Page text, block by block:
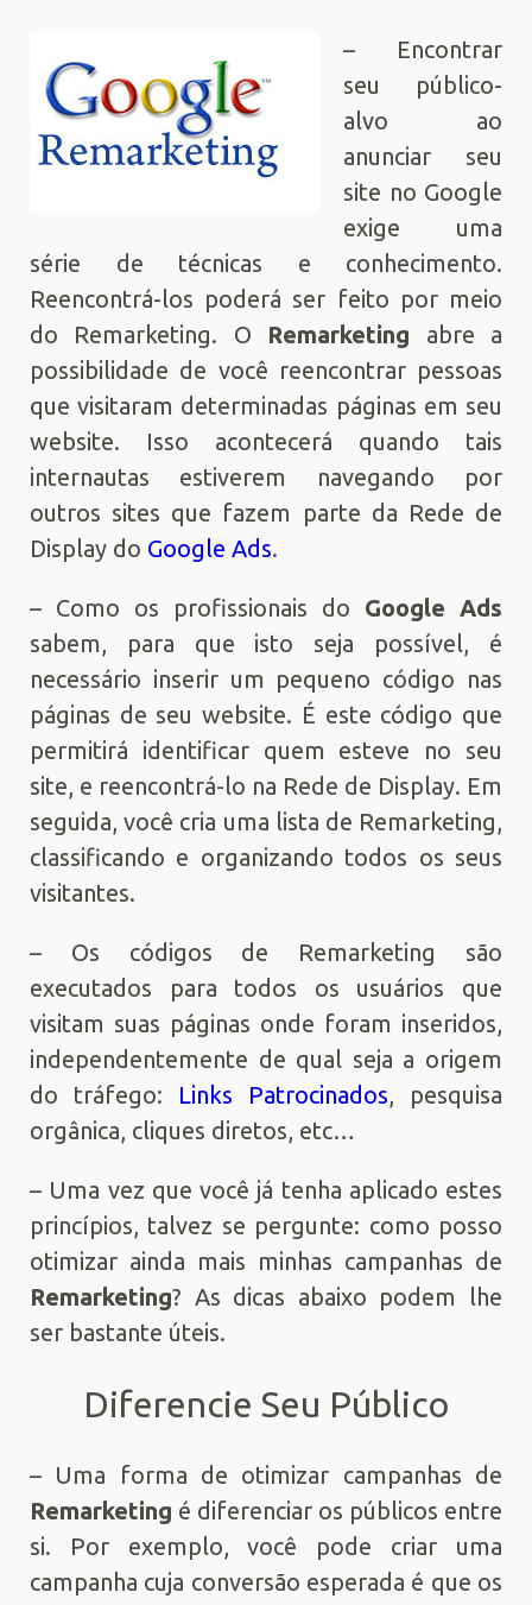
– Encontrar
seu público-
alvo ao
anunciar seu
site no Google
exige uma
série de técnicas e conhecimento.
Reencontrá-los poderá ser feito por meio
do Remarketing. O Remarketing abre a
possibilidade de você reencontrar pessoas
que visitaram determinadas páginas em seu
website. Isso acontecerá quando tais
internautas estiverem navegando por
outros sites que fazem parte da Rede de
Display do Google Ads.
– Como os profissionais do Google Ads
sabem, para que isto seja possível, é
necessário inserir um pequeno código nas
páginas de seu website. É este código que
permitirá identificar quem esteve no seu
site, e reencontrá-lo na Rede de Display. Em
seguida, você cria uma lista de Remarketing,
classificando e organizando todos os seus
visitantes.
– Os códigos de Remarketing são
executados para todos os usuários que
visitam suas páginas onde foram inseridos,
independentemente de qual seja a origem
do tráfego: Links Patrocinados, pesquisa
orgânica, cliques diretos, etc…
– Uma vez que você já tenha aplicado estes
princípios, talvez se pergunte: como posso
otimizar ainda mais minhas campanhas de
Remarketing? As dicas abaixo podem lhe
ser bastante úteis.
Diferencie Seu Público
– Uma forma de otimizar campanhas de
Remarketing é diferenciar os públicos entre
si. Por exemplo, você pode criar uma
campanha cuja conversão esperada é que os